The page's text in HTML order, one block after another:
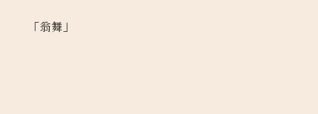
「翁舞」